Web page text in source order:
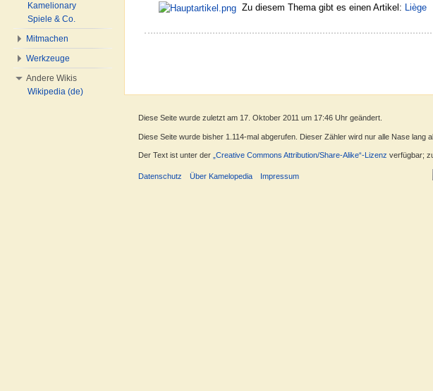
Zu diesem Thema gibt es einen Artikel: Liège
Kamelionary
Spiele & Co.
Mitmachen
Werkzeuge
Andere Wikis
Wikipedia (de)
Diese Seite wurde zuletzt am 17. Oktober 2011 um 17:46 Uhr geändert.
Diese Seite wurde bisher 1.114-mal abgerufen. Dieser Zähler wird nur alle Nase lang
Der Text ist unter der „Creative Commons Attribution/Share-Alike“-Lizenz verfügbar;
Datenschutz Über Kamelopedia Impressum